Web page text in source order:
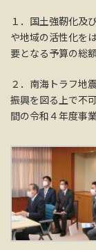
１．国土強靭化及
や地域の活性化を
要となる予算の総
２．南海トラフ地
振興を図る上で不
間の令和４年度事